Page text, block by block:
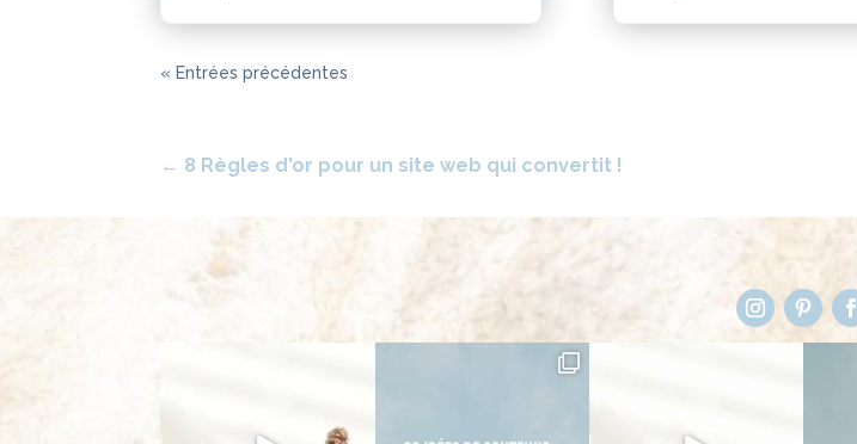
« Entrées précédentes
← 8 Règles d'or pour un site web qui convertit !